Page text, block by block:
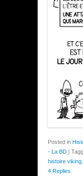
Posted in
- La BD |
histoire viking
4 Replies